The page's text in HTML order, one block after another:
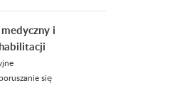
i
się